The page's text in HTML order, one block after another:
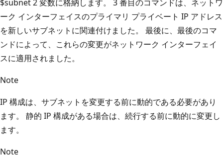
$subnet 2 変数に格納します。 3 番目のコマンドは、ネットワ
ーク インターフェイスのプライマリ プライベート IP アドレス
を新しいサブネットに関連付けました。 最後に、最後のコマ
ンドによって、これらの変更がネットワーク インターフェイ
スに適用されました。
Note
IP 構成は、サブネットを変更する前に動的である必要があり
ます。 静的 IP 構成がある場合は、続行する前に動的に変更し
ます。
Note